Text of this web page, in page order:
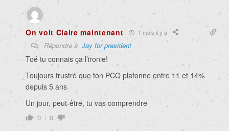
On voit Claire maintenant 1 mois il y a
Répondre à Jay for president
Toé tu connais ça l’ironie!
Toujours frustré que ton PCQ plafonne entre 11 et 14%
depuis 5 ans
Un jour, peut-être, tu vas comprendre
0 0